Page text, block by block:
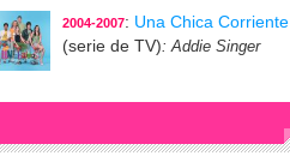
2004-2007: Una Chica Corriente
(serie de TV): Addie Singer